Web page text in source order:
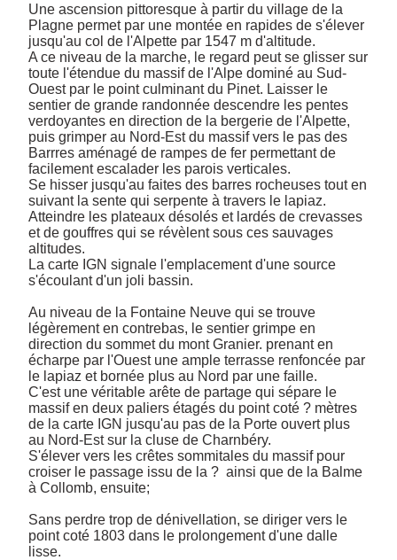
Une ascension pittoresque à partir du village de la
Plagne permet par une montée en rapides de s'élever
jusqu'au col de l'Alpette par 1547 m d'altitude.
A ce niveau de la marche, le regard peut se glisser sur
toute l'étendue du massif de l'Alpe dominé au Sud-
Ouest par le point culminant du Pinet. Laisser le
sentier de grande randonnée descendre les pentes
verdoyantes en direction de la bergerie de l'Alpette,
puis grimper au Nord-Est du massif vers le pas des
Barrres aménagé de rampes de fer permettant de
facilement escalader les parois verticales.
Se hisser jusqu'au faites des barres rocheuses tout en
suivant la sente qui serpente à travers le lapiaz.
Atteindre les plateaux désolés et lardés de crevasses
et de gouffres qui se révèlent sous ces sauvages
altitudes.
La carte IGN signale l'emplacement d'une source
s'écoulant d'un joli bassin.
Au niveau de la Fontaine Neuve qui se trouve
légèrement en contrebas, le sentier grimpe en
direction du sommet du mont Granier. prenant en
écharpe par l'Ouest une ample terrasse renfoncée par
le lapiaz et bornée plus au Nord par une faille.
C'est une véritable arête de partage qui sépare le
massif en deux paliers étagés du point coté ? mètres
de la carte IGN jusqu'au pas de la Porte ouvert plus
au Nord-Est sur la cluse de Charnbéry.
S'élever vers les crêtes sommitales du massif pour
croiser le passage issu de la ?  ainsi que de la Balme
à Collomb, ensuite;
Sans perdre trop de dénivellation, se diriger vers le
point coté 1803 dans le prolongement d'une dalle
lisse.